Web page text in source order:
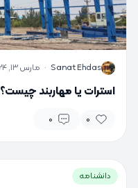
S
Sanat Ehdas
· مارس 13, 2024
استرات یا مهاربند چیست؟
0
0
دانشنامه